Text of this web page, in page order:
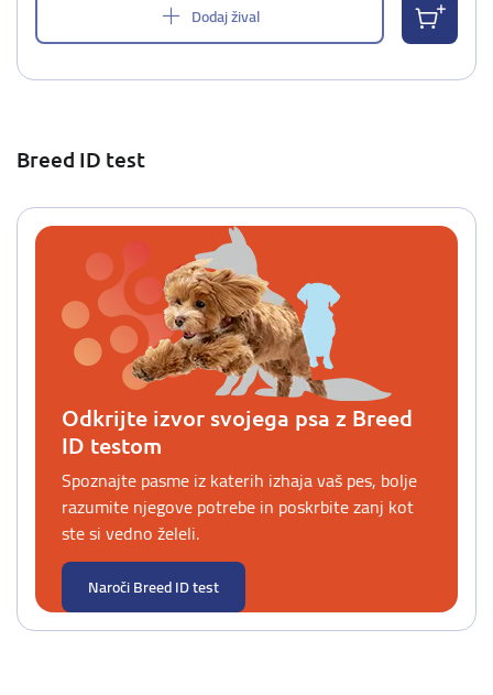
Dodaj žival
Breed ID test
Odkrijte izvor svojega psa z Breed
ID testom
Spoznajte pasme iz katerih izhaja vaš pes, bolje
razumite njegove potrebe in poskrbite zanj kot
ste si vedno želeli.
Naroči Breed ID test